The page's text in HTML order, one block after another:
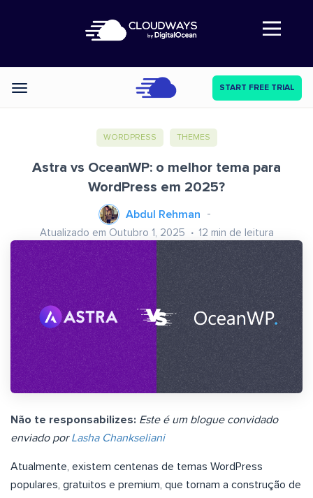
Abre a navegação
Categories START FREE TRIAL
WORDPRESS THEMES
Astra vs OceanWP: o melhor tema para
WordPress em 2025?
Abdul Rehman
Atualizado em Outubro 1, 2025 12 min de leitura
Não te responsabilizes: Este é um blogue convidado
enviado porLasha Chankseliani
Atualmente, existem centenas de temas WordPress
populares, gratuitos e premium, que tornam a construção de